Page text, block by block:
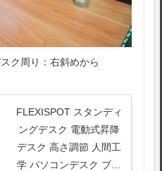
ク周り：右斜めから
FLEXISPOT スタンディ
ングデスク 電動式昇降
デスク 高さ調節 人間工
学 パソコンデスク ブラ